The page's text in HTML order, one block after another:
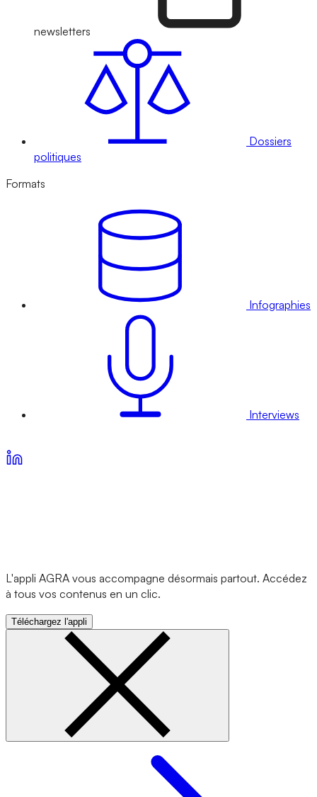
newsletters
Dossiers
politiques
Formats
Infographies
Interviews
L'appli AGRA vous accompagne désormais partout. Accédez
à tous vos contenus en un clic.
Téléchargez l'appli